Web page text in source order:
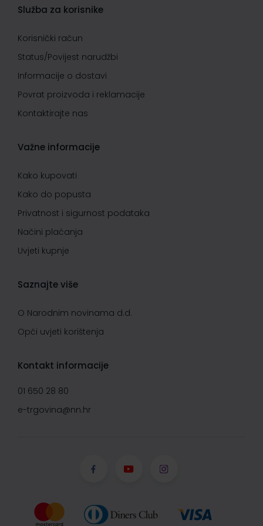
Služba za korisnike
Korisnički račun
Status/Povijest narudžbi
Informacije o dostavi
Povrat proizvoda i reklamacije
Kontaktirajte nas
Važne informacije
Kako kupovati
Kako do popusta
Privatnost i sigurnost podataka
Načini plaćanja
Uvjeti kupnje
Saznajte više
O Narodnim novinama d.d.
Opći uvjeti korištenja
Kontakt informacije
01 650 28 80
e-trgovina@nn.hr